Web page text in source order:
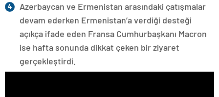
Azerbaycan ve Ermenistan arasındaki çatışmalar
devam ederken Ermenistan’a verdiği desteği
açıkça ifade eden Fransa Cumhurbaşkanı Macron
ise hafta sonunda dikkat çeken bir ziyaret
gerçekleştirdi.